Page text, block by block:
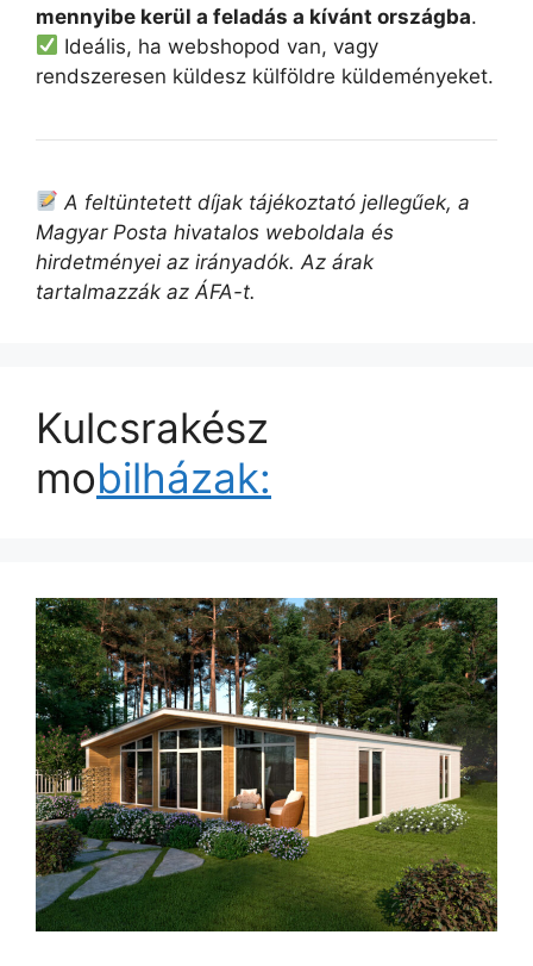
mennyibe kerül a feladás a kívánt országba.
Ideális, ha webshopod van, vagy
rendszeresen küldesz külföldre küldeményeket.
A feltüntetett díjak tájékoztató jellegűek, a
Magyar Posta hivatalos weboldala és
hirdetményei az irányadók. Az árak
tartalmazzák az ÁFA-t.
Kulcsrakész
mobilházak: